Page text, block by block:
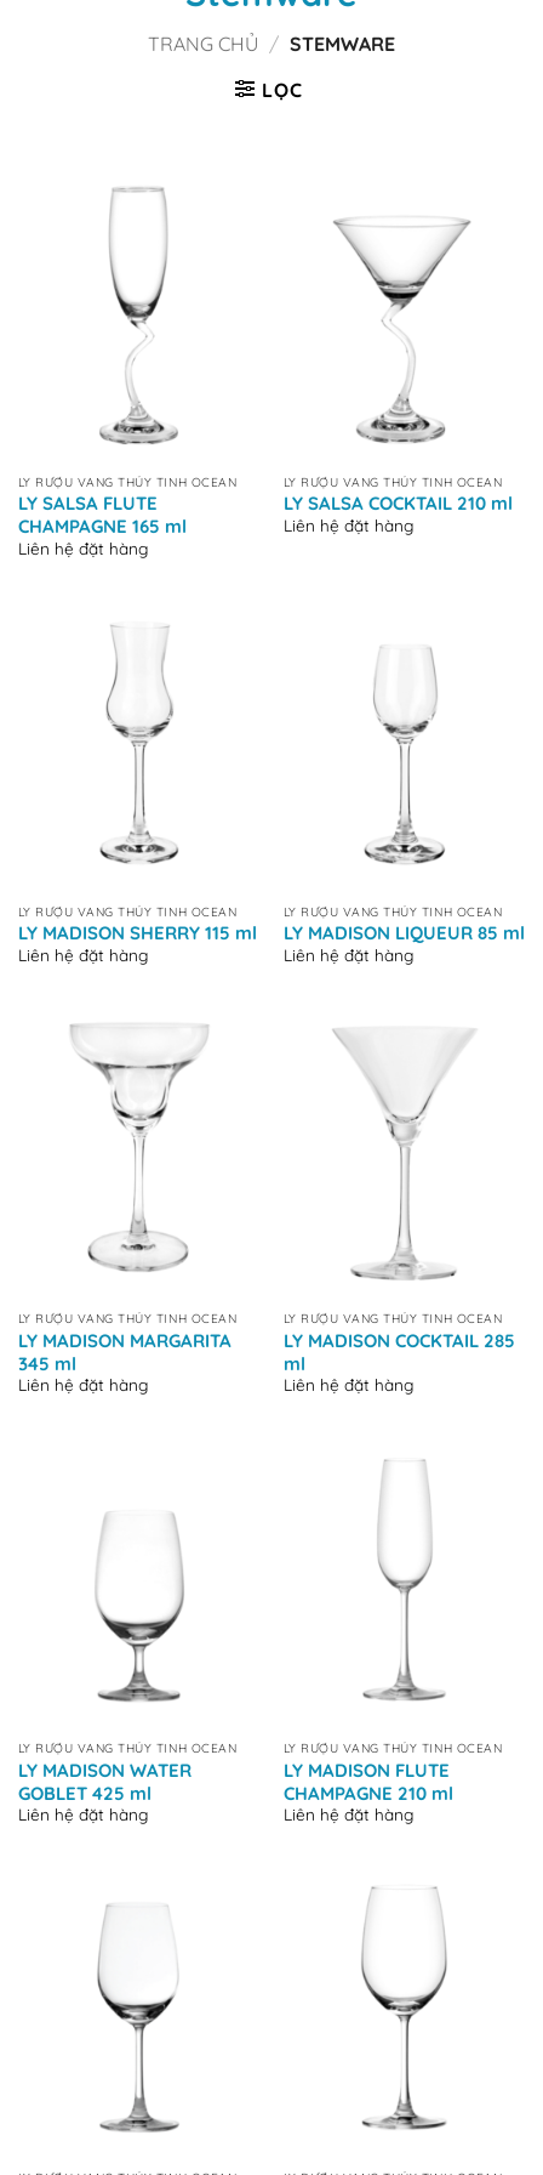
TRANG CHỦ / STEMWARE
LỌC
LY RƯỢU VANG THỦY TINH OCEAN
LY SALSA FLUTE
CHAMPAGNE 165 ml
Liên hệ đặt hàng
LY RƯỢU VANG THỦY TINH OCEAN
LY SALSA COCKTAIL 210 ml
Liên hệ đặt hàng
LY RƯỢU VANG THỦY TINH OCEAN
LY MADISON SHERRY 115 ml
Liên hệ đặt hàng
LY RƯỢU VANG THỦY TINH OCEAN
LY MADISON LIQUEUR 85 ml
Liên hệ đặt hàng
LY RƯỢU VANG THỦY TINH OCEAN
LY MADISON MARGARITA
345 ml
Liên hệ đặt hàng
LY RƯỢU VANG THỦY TINH OCEAN
LY MADISON COCKTAIL 285
ml
Liên hệ đặt hàng
LY RƯỢU VANG THỦY TINH OCEAN
LY MADISON WATER
GOBLET 425 ml
Liên hệ đặt hàng
LY RƯỢU VANG THỦY TINH OCEAN
LY MADISON FLUTE
CHAMPAGNE 210 ml
Liên hệ đặt hàng